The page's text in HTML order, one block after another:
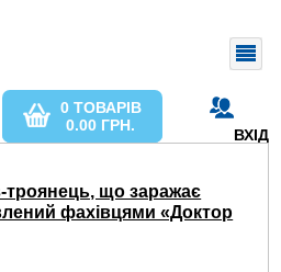
ВХІД
0 ТОВАРІВ
0.00 ГРН.
троянець, що заражає
фахівцями «Доктор